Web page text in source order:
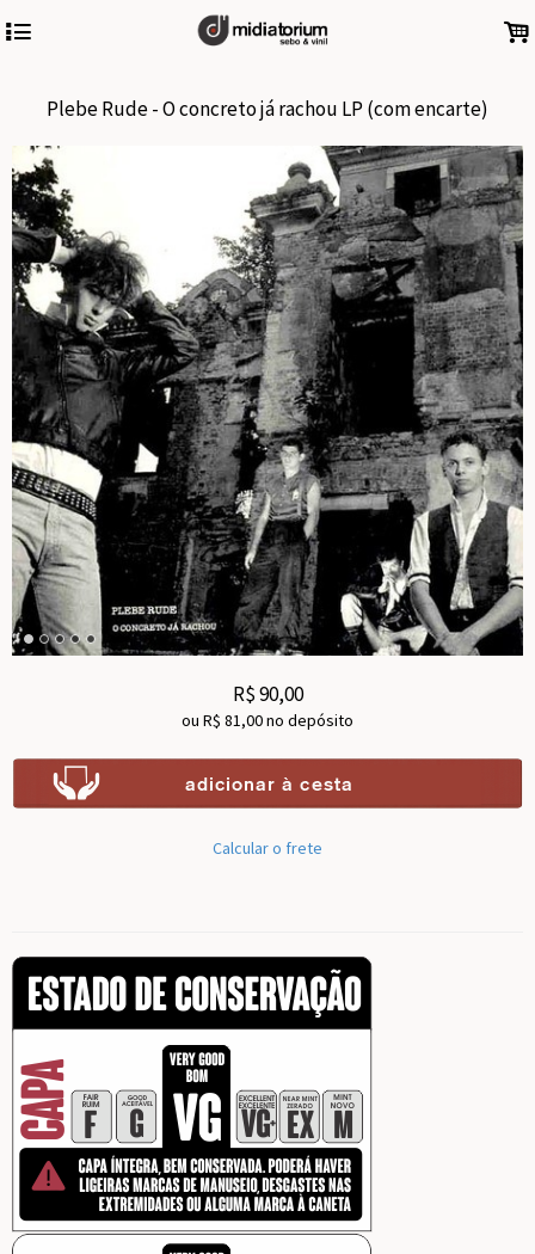
4 .
Plebe Rude - O concreto já rachou LP (com encarte)
R$90,00
ou R$ 81,00no depósito
Calcular o frete